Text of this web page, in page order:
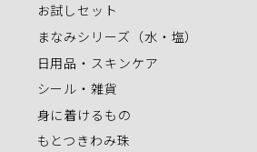
お試しセット
まなみシリーズ（水・塩）
日用品・スキンケア
シール・雑貨
身に着けるもの
もとつきわみ珠